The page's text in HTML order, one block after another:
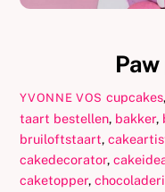
YVONNE VOS cupcakes,
taart bestellen, bakker,
bruiloftstaart,
cakedecorator,
caketopper,